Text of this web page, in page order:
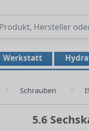
Werkstatt
Schrauben
5.6